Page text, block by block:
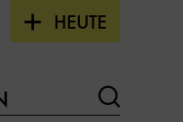
HEUTE